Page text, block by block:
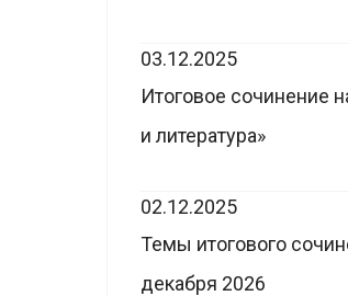
03.12.2025
Итоговое сочинение
и литература»
02.12.2025
Темы итогового
декабря 2026